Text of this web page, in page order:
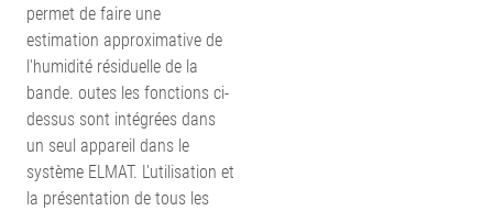
permet de faire une
estimation approximative de
l'humidité résiduelle de la
bande. outes les fonctions ci-
dessus sont intégrées dans
un seul appareil dans le
système ELMAT. L'utilisation et
la présentation de tous les